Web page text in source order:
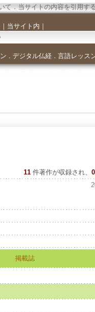
て．当サイトの内容を引用す
｜ 当サイト内 ｜
． デジタル仏経． 言語レッス
11 件著作が収録され、 0
掲載誌